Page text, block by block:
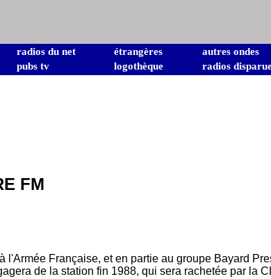
radios du net étrangères autres ondes
pubs tv logothèque radios
FM
l'Armée Française, et en partie au groupe Bayard
de la station fin 1988, qui sera rachetée par la